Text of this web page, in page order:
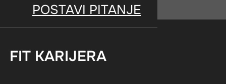
POSTAVI PITANJE
FIT KARIJERA